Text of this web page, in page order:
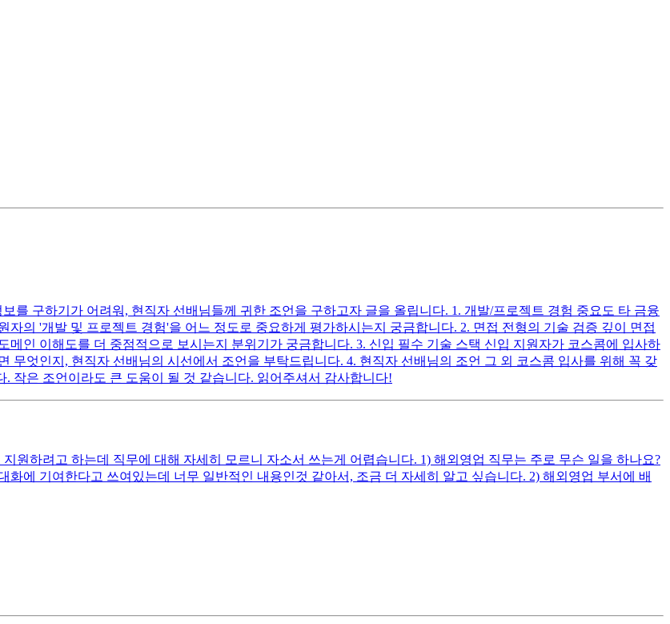
를 구하기가 어려워, 현직자 선배님들께 귀한 조언을 구하고자 글을 올립니다. 1. 개발/프로젝트 경험 중요도 타 금융
의 '개발 및 프로젝트 경험'을 어느 정도로 중요하게 평가하시는지 궁금합니다. 2. 면접 전형의 기술 검증 깊이 면접
인 이해도를 더 중점적으로 보시는지 분위기가 궁금합니다. 3. 신입 필수 기술 스택 신입 지원자가 코스콤에 입사하
무엇인지, 현직자 선배님의 시선에서 조언을 부탁드립니다. 4. 현직자 선배님의 조언 그 외 코스콤 입사를 위해 꼭 갖
작은 조언이라도 큰 도움이 될 것 같습니다. 읽어주셔서 감사합니다!
원하려고 하는데 직무에 대해 자세히 모르니 자소서 쓰는게 어렵습니다. 1) 해외영업 직무는 주로 무슨 일을 하나요?
에 기여한다고 쓰여있는데 너무 일반적인 내용인것 같아서, 조금 더 자세히 알고 싶습니다. 2) 해외영업 부서에 배